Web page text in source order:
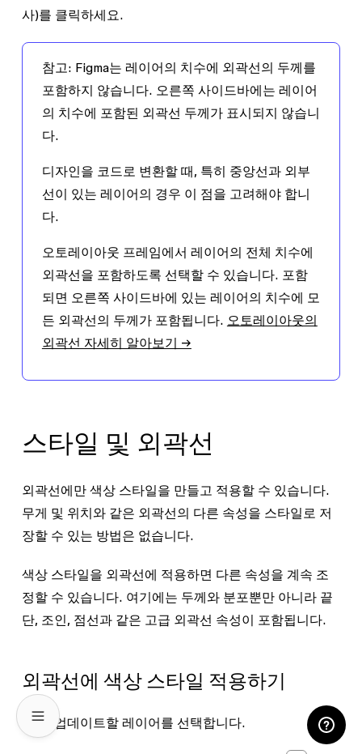
사)를 클릭하세요.
참고: Figma는 레이어의 치수에 외곽선의 두께를
포함하지 않습니다. 오른쪽 사이드바에는 레이어
의 치수에 포함된 외곽선 두께가 표시되지 않습니
다.
디자인을 코드로 변환할 때, 특히 중앙선과 외부
선이 있는 레이어의 경우 이 점을 고려해야 합니
다.
오토레이아웃 프레임에서 레이어의 전체 치수에
외곽선을 포함하도록 선택할 수 있습니다. 포함
되면 오른쪽 사이드바에 있는 레이어의 치수에 모
든 외곽선의 두께가 포함됩니다. 오토레이아웃의
외곽선 자세히 알아보기 →
스타일 및 외곽선
외곽선에만 색상 스타일을 만들고 적용할 수 있습니다.
무게 및 위치와 같은 외곽선의 다른 속성을 스타일로 저
장할 수 있는 방법은 없습니다.
색상 스타일을 외곽선에 적용하면 다른 속성을 계속 조
정할 수 있습니다. 여기에는 두께와 분포뿐만 아니라 끝
단, 조인, 점선과 같은 고급 외곽선 속성이 포함됩니다.
외곽선에 색상 스타일 적용하기
업데이트할 레이어를 선택합니다.